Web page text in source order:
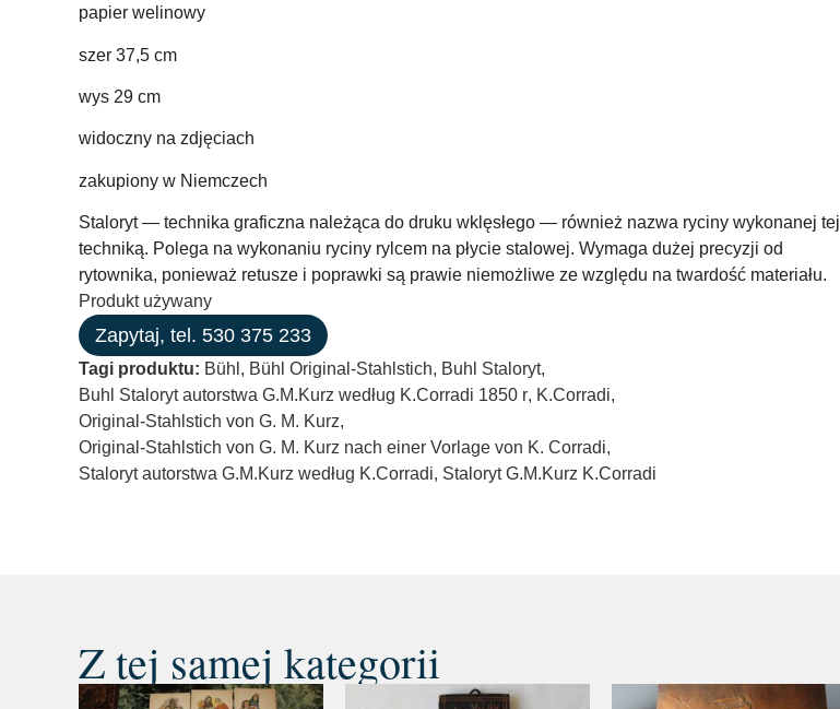
papier welinowy
szer 37,5 cm
wys 29 cm
widoczny na zdjęciach
zakupiony w Niemczech
Staloryt — technika graficzna należąca do druku wklęsłego — również nazwa ryciny wykonanej tej
techniką. Polega na wykonaniu ryciny rylcem na płycie stalowej. Wymaga dużej precyzji od
rytownika, ponieważ retusze i poprawki są prawie niemożliwe ze względu na twardość materiału.
Produkt używany
Zapytaj, tel. 530 375 233
Tagi produktu: Bühl , Bühl Original-Stahlstich, Buhl Staloryt,
Buhl Staloryt autorstwa G.M.Kurz według K.Corradi 1850 r, K.Corradi,
Original-Stahlstich von G. M. Kurz,
Original-Stahlstich von G. M. Kurz nach einer Vorlage von K. Corradi,
Staloryt autorstwa G.M.Kurz według K.Corradi, Staloryt G.M.Kurz K.Corradi
Z tej samej kategorii